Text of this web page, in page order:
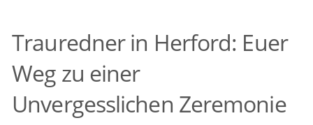
Trauredner in Herford: Euer
Weg zu einer
Unvergesslichen Zeremonie